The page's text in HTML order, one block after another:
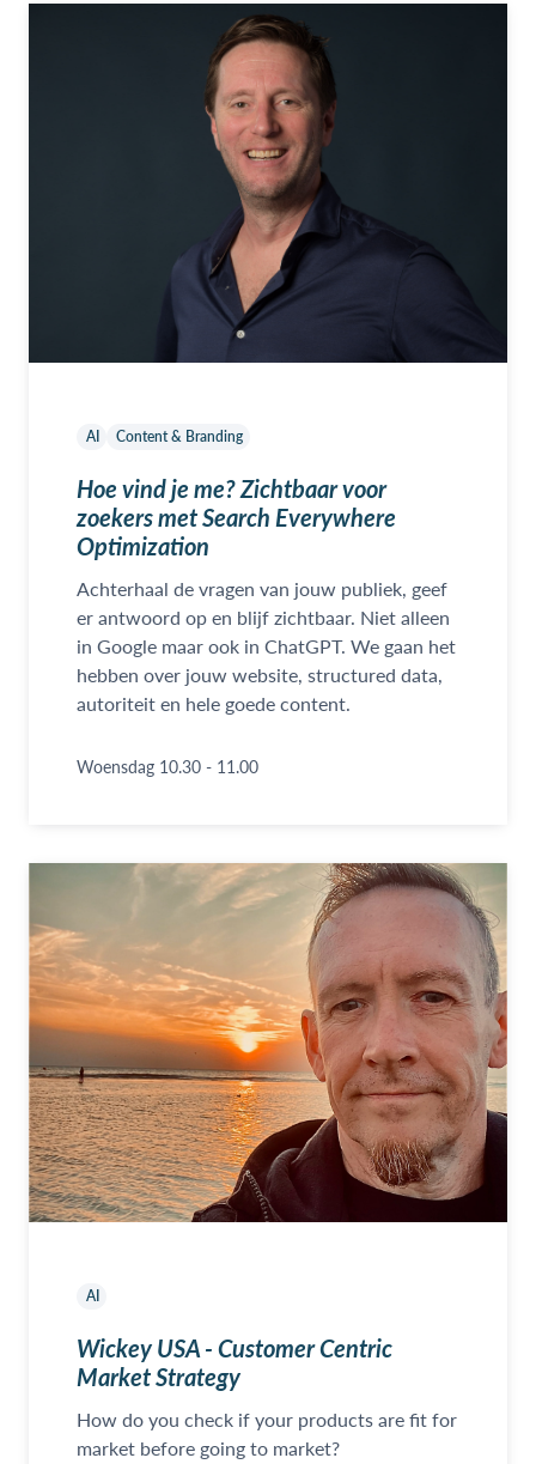
AI Content & Branding
Hoe vind je me? Zichtbaar voor
zoekers met Search Everywhere
Optimization
Achterhaal de vragen van jouw publiek, geef
er antwoord op en blijf zichtbaar. Niet alleen
in Google maar ook in ChatGPT. We gaan het
hebben over jouw website, structured data,
autoriteit en hele goede content.
Woensdag 10.30 - 11.00
AI
Wickey USA - Customer Centric
Market Strategy
How do you check if your products are fit for
market before going to market?